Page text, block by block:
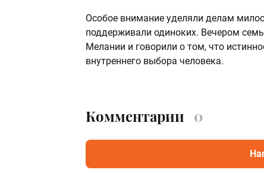
Особое внимание уделяли делам
поддерживали одиноких. Вечером
Мелании и говорили о том, что
внутреннего выбора человека.
Комментарии 0